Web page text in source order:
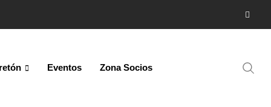
Eventos Zona Socios